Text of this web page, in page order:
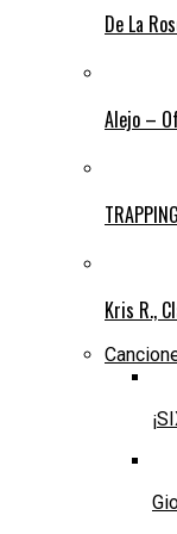
De La
Alejo –
Kris R.,